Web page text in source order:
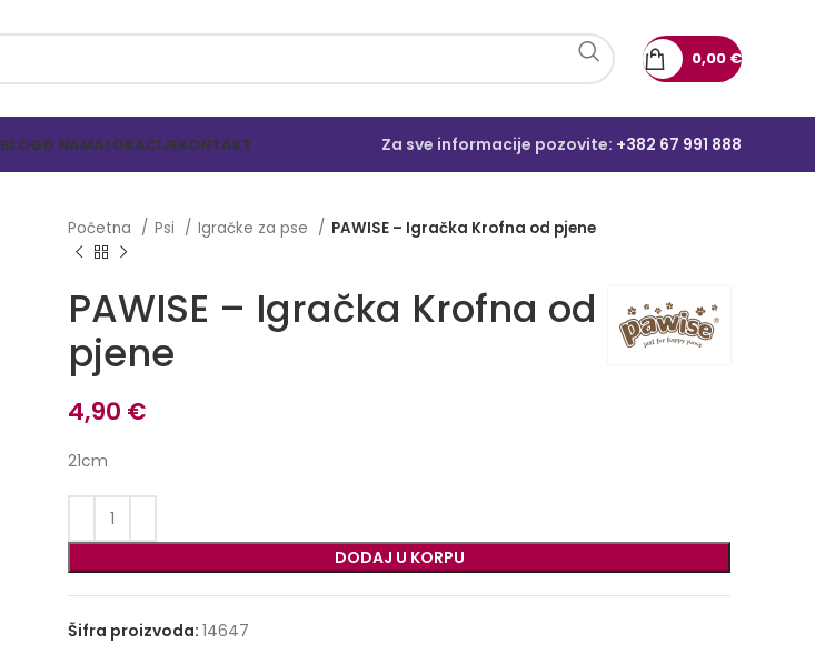
0,00 €
BLOGO NAMALOKACIJEKONTAKT Za sve informacije pozovite: +382 67 991 888
Početna Psi Igračke za pse PAWISE – Igračka Krofna od pjene
PAWISE – Igračka Krofna od
pjene
4,90 €
21cm
DODAJ U KORPU
Šifra proizvoda: 14647